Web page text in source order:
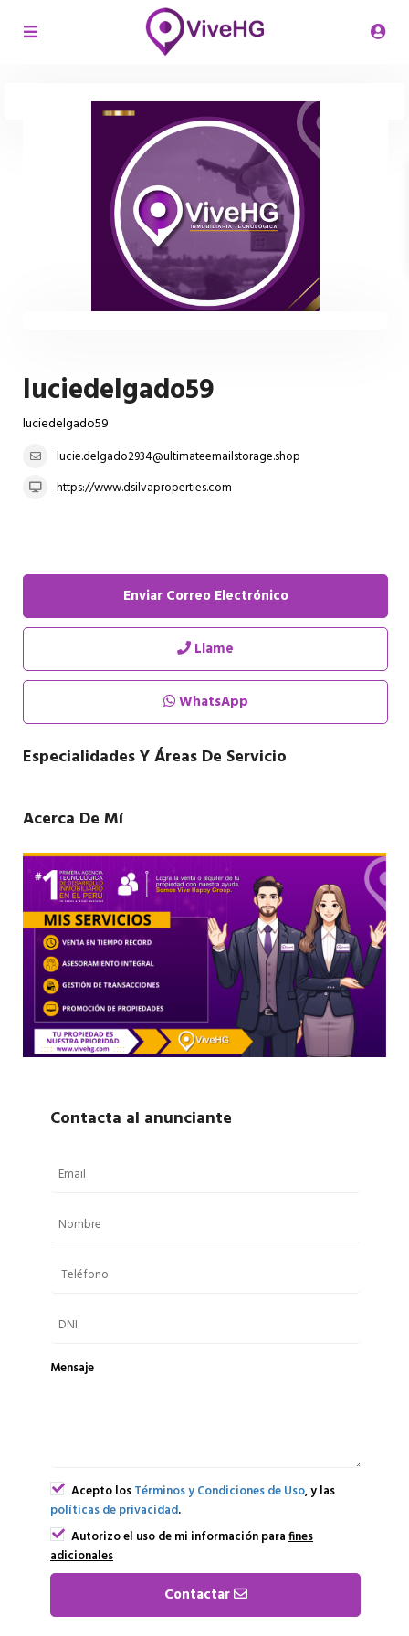
luciedelgado59
luciedelgado59
lucie.delgado2934@ultimateemailstorage.shop
https://www.dsilvaproperties.com
Enviar Correo Electrónico
Llame
WhatsApp
Especialidades Y Áreas De Servicio
Acerca De Mí
Contacta al anunciante
Mensaje
Acepto losTérminos y Condiciones de Uso, y las
políticas de privacidad.
Autorizo el uso de mi información parafines
adicionales
Contactar